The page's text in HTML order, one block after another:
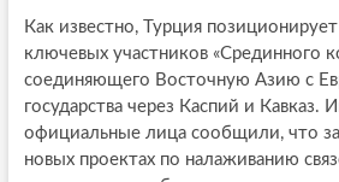
Как известно, Турция
ключевых участников «Срединного
соединяющего Восточную Азию с
государства через Каспий и Кавказ.
официальные лица сообщили, что
новых проектах по налаживанию